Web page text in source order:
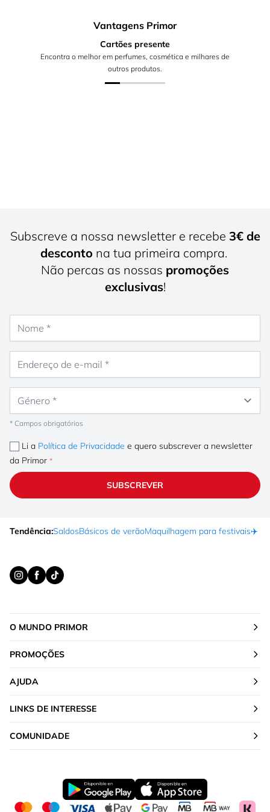
Vantagens Primor
Cartões presente
Encontra o melhor em perfumes, cosmética e milhares de
outros produtos.
Subscreve a nossa newsletter e recebe 3€ de
desconto na tua primeira compra.
Não percas as nossas promoções
exclusivas!
* Campos obrigatórios
Li a Política de Privacidade e quero subscrever a newsletter
da Primor
SUBSCREVER
Tendência:SaldosBásicos de verãoMaquilhagem para festivais✈️
O MUNDO PRIMOR
PROMOÇÕES
AJUDA
LINKS DE INTERESSE
COMUNIDADE